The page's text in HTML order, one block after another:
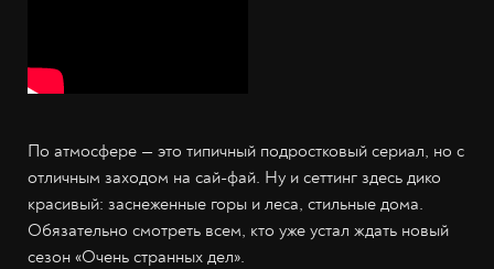
По атмосфере — это типичный подростковый сериал, но с
отличным заходом на сай-фай. Ну и сеттинг здесь дико
красивый: заснеженные горы и леса, стильные дома.
Обязательно смотреть всем, кто уже устал ждать новый
сезон «Очень странных дел».